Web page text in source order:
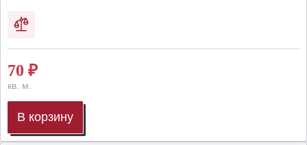
70 ₽
кв. м.
В корзину